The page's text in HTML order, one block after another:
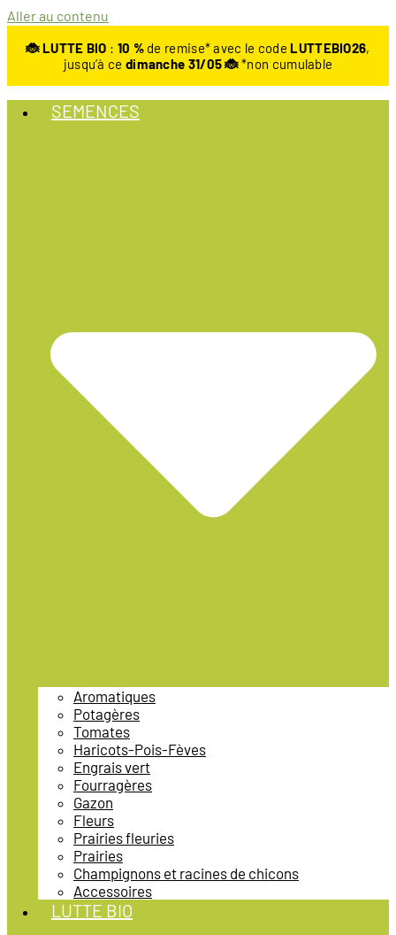
Aller au contenu
🐞 LUTTE BIO : 10 %de remise* avec le code LUTTEBIO26,
jusqu’à ce dimanche 31/05 🐞*non cumulable
SEMENCES
Aromatiques
Potagères
Tomates
Haricots-Pois-Fèves
Engrais vert
Fourragères
Gazon
Fleurs
Prairies fleuries
Prairies
Champignons et racines de chicons
Accessoires
LUTTE BIO